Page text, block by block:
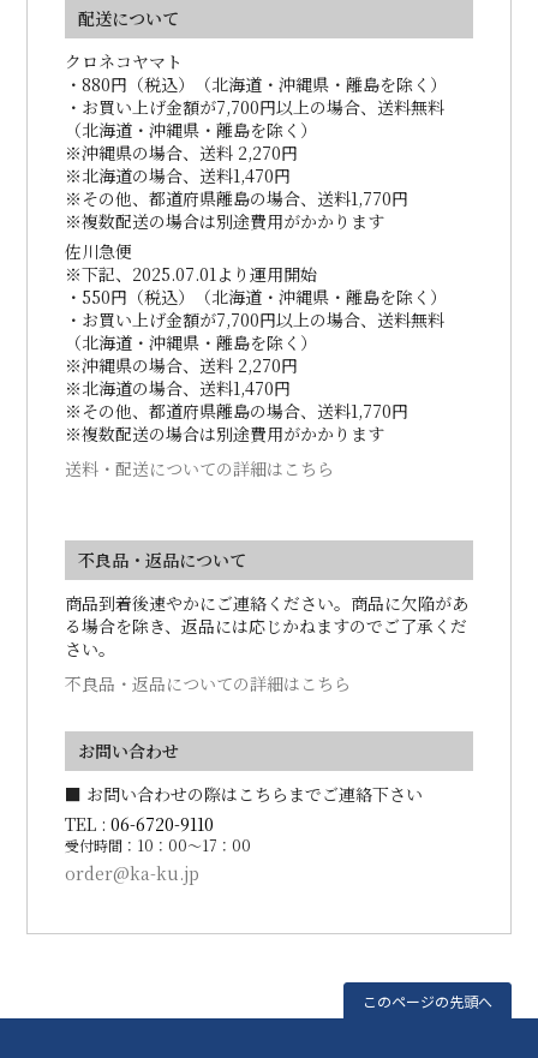
配送について
クロネコヤマト
・880円（税込）（北海道・沖縄県・離島を除く）
・お買い上げ金額が7,700円以上の場合、送料無料
（北海道・沖縄県・離島を除く）
※沖縄県の場合、送料 2,270円
※北海道の場合、送料1,470円
※その他、都道府県離島の場合、送料1,770円
※複数配送の場合は別途費用がかかります
佐川急便
※下記、2025.07.01より運用開始
・550円（税込）（北海道・沖縄県・離島を除く）
・お買い上げ金額が7,700円以上の場合、送料無料
（北海道・沖縄県・離島を除く）
※沖縄県の場合、送料 2,270円
※北海道の場合、送料1,470円
※その他、都道府県離島の場合、送料1,770円
※複数配送の場合は別途費用がかかります
送料・配送についての詳細はこちら
不良品・返品について
商品到着後速やかにご連絡ください。商品に欠陥があ
る場合を除き、返品には応じかねますのでご了承くだ
さい。
不良品・返品についての詳細はこちら
お問い合わせ
■ お問い合わせの際はこちらまでご連絡下さい
TEL : 06-6720-9110
受付時間：10：00～17：00
order@ka-ku.jp
このページの先頭へ